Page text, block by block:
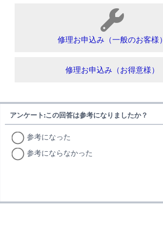
修理お申込み（一般のお客様）
修理お申込み（お得意様）
アンケート:この回答は参考になりましたか？
参考になった
参考にならなかった